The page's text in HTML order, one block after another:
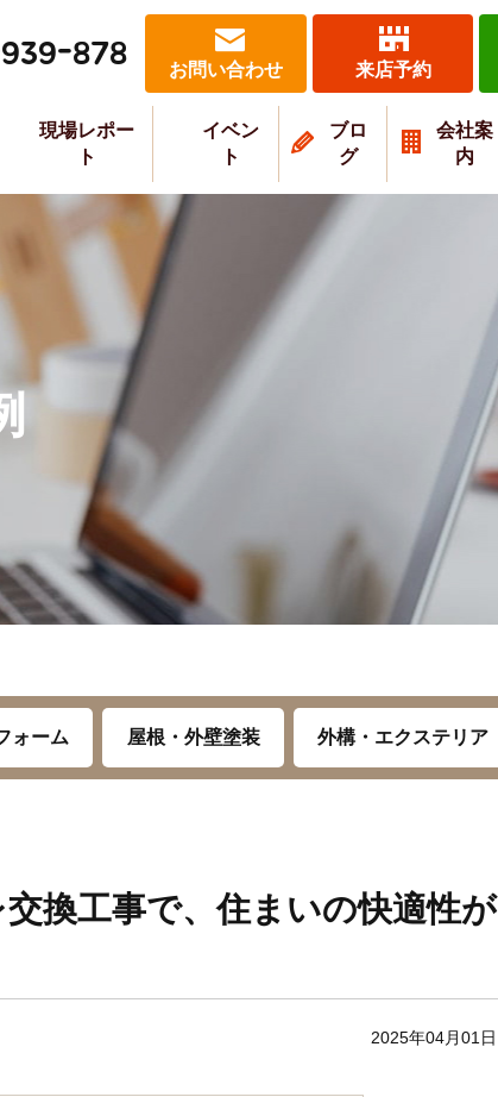
878 お問い合わせ 来店予約
現場レポー
ト
イベン
ト
ブロ
グ
会社案
内
ォーム 屋根・外壁塗装 外構・エクステリア
換工事で、住まいの快適性が
2025年04月01日